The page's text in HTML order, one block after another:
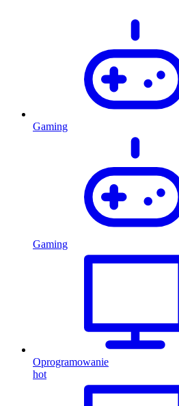
Gaming
Gaming
Oprogramowanie
hot